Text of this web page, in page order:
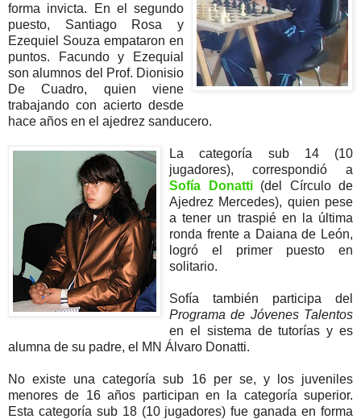
forma invicta. En el segundo
puesto, Santiago Rosa y
Ezequiel Souza empataron en
puntos. Facundo y Ezequial
son alumnos del Prof. Dionisio
De Cuadro, quien viene
trabajando con acierto desde
hace años en el ajedrez sanducero.
La categoría sub 14 (10
jugadores), correspondió a
Sofía Donatti(del Círculo de
Ajedrez Mercedes), quien pese
a tener un traspié en la última
ronda frente a Daiana de León,
logró el primer puesto en
solitario.
Sofía también participa del
Programa de Jóvenes Talentos
en el sistema de tutorías y es
alumna de su padre, el MN Álvaro Donatti.
No existe una categoría sub 16 per se, y los juveniles
menores de 16 años participan en la categoría superior.
Esta categoría sub 18 (10 jugadores) fue ganada en forma